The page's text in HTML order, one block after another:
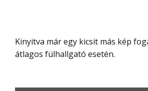
Kinyitva már egy kicsit más kép fogad, mint egy
átlagos fülhallgató esetén.